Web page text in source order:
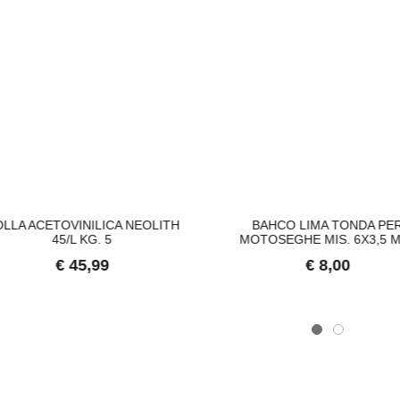
ACETOVINILICA NEOLITH
45/L KG. 5
€ 45,99
BAHCO LIMA TONDA
MOTOSEGHE MIS. 6X3,5
€ 8,00